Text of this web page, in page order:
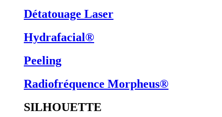
Détatouage Laser
Hydrafacial®
Peeling
Radiofréquence Morpheus®
SILHOUETTE